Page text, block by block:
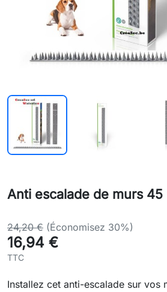
Anti escalade de murs
24,20 € (Économisez 30%)
16,94 €
TTC
Installez cet anti-escalade sur vos